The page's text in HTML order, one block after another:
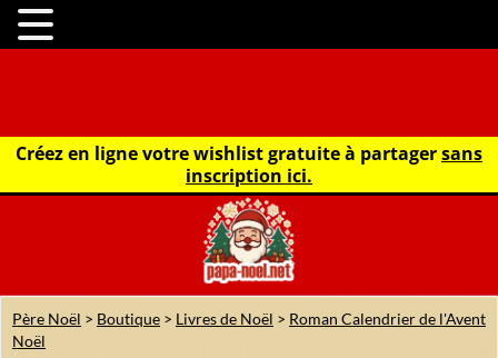
Créez en ligne votre wishlist gratuite à partagersans
inscription ici.
Père Noël > Boutique > Livres de Noël > Roman Calendrier de l'Avent
Noël